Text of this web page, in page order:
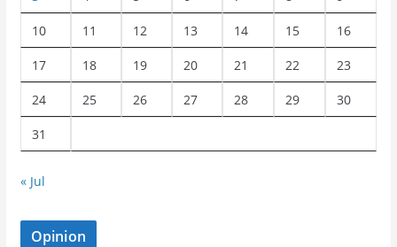
10 11 12 13 14 15 16
17 18 19 20 21 22 23
24 25 26 27 28 29 30
31
« Jul
Opinion